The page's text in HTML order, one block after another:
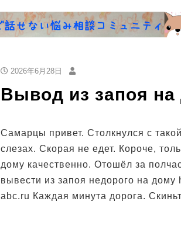
2026年6月28日
Вывод из запоя на
Самарцы привет. Столкнулся с
слезах. Скорая не едет. Короче,
дому качественно. Отошёл за
вывести из запоя недорого на
abc.ru Каждая минута дорога.